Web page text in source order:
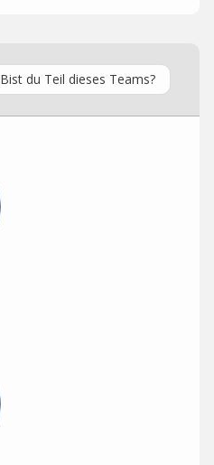
Bist du Teil dieses Teams?